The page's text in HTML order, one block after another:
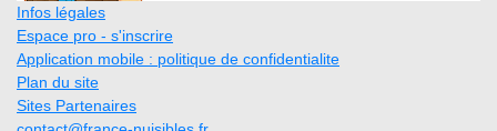
Infos légales
Espace pro - s'inscrire
Application mobile : politique de confidentialite
Plan du site
Sites Partenaires